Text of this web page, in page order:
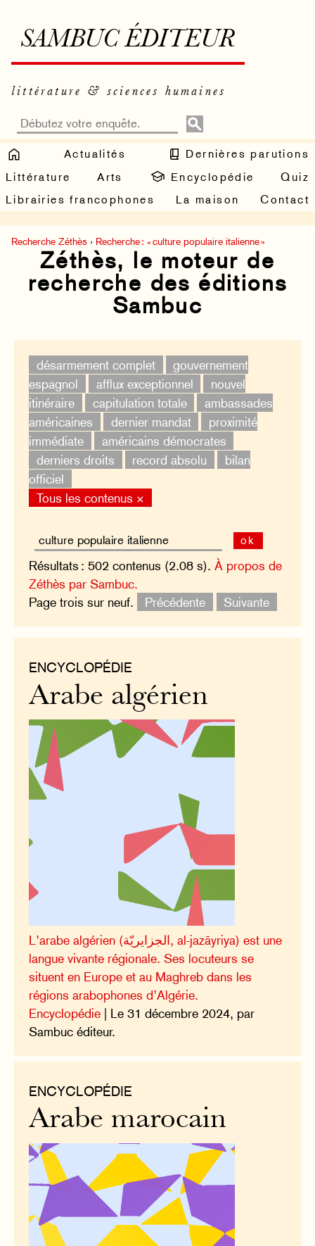
SAMBUC ÉDITEUR
littérature & sciences humaines
Actualités
Dernières parutions
Littérature
Arts Encyclopédie
Quiz
Librairies francophones
La maison Contact
Recherche Zéthès › Recherche : « culture populaire italienne »
Zéthès, le moteur de
recherche des éditions
Sambuc
désarmement complet
gouvernement
espagnol
afflux exceptionnel
nouvel
itinéraire
capitulation totale
ambassades
américaines
dernier mandat
proximité
immédiate
américains démocrates
derniers droits
record absolu
bilan
officiel
Tous les contenus ×
ok
Résultats : 502 contenus (2.08 s).À propos de
Zéthès par Sambuc.
Page trois sur neuf.
Précédente Suivante
ENCYCLOPÉDIE
Arabe algérien
L’arabe algérien (الجزايريّة, al-jazāyriya) est une
langue vivante régionale. Ses locuteurs se
situent en Europe et au Maghreb dans les
régions arabophones d’Algérie.
Encyclopédie | Le 31 décembre 2024, par
Sambuc éditeur.
ENCYCLOPÉDIE
Arabe marocain